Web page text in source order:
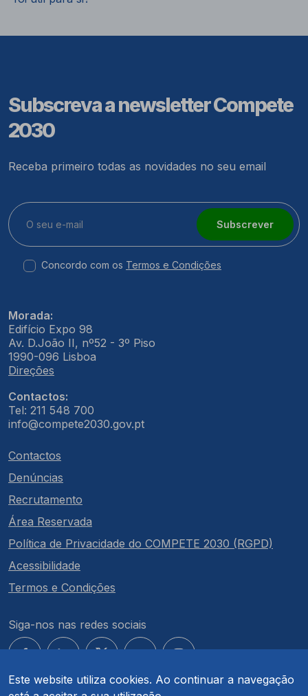
Este website utiliza cookies. Ao continuar a navegação
Subscreva a newsletter Compete
2030
Receba primeiro todas as novidades no seu email
Subscrever
Concordo com os Termos e Condições
Morada:
Edifício Expo 98
Av. D.João II, nº52 - 3º Piso
1990-096 Lisboa
Direções
Contactos:
Tel: 211 548 700
info@compete2030.gov.pt
Contactos
Denúncias
Recrutamento
Área Reservada
Política de Privacidade do COMPETE 2030 (RGPD)
Acessibilidade
Termos e Condições
Siga-nos nas redes sociais